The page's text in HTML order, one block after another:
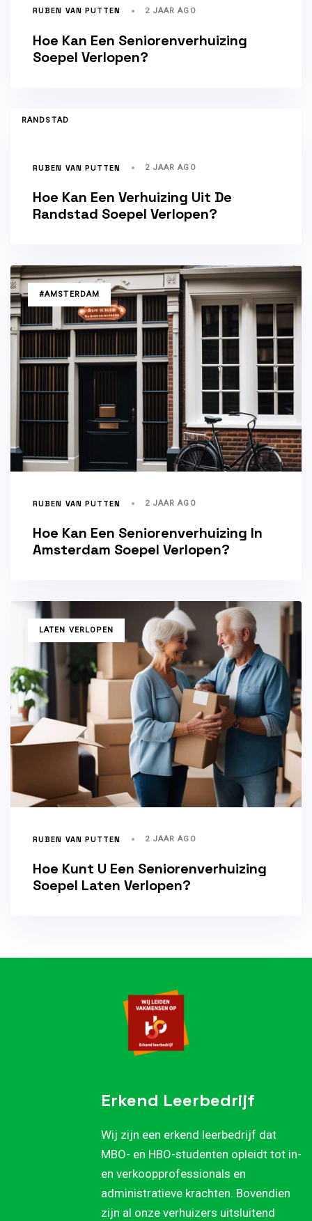
RUBEN VAN PUTTEN 2 JAAR AGO
Hoe Kan Een Seniorenverhuizing
Soepel Verlopen?
TAGSRANDSTAD
RUBEN VAN PUTTEN 2 JAAR AGO
Hoe Kan Een Verhuizing Uit De
Randstad Soepel Verlopen?
TAGS#AMSTERDAM
RUBEN VAN PUTTEN 2 JAAR AGO
Hoe Kan Een Seniorenverhuizing In
Amsterdam Soepel Verlopen?
TAGSLATEN VERLOPEN
RUBEN VAN PUTTEN 2 JAAR AGO
Hoe Kunt U Een Seniorenverhuizing
Soepel Laten Verlopen?
Erkend Leerbedrijf
Wij zijn een erkend leerbedrijf dat
MBO- en HBO-studenten opleidt tot in-
en verkoopprofessionals en
administratieve krachten. Bovendien
zijn al onze verhuizers uitsluitend